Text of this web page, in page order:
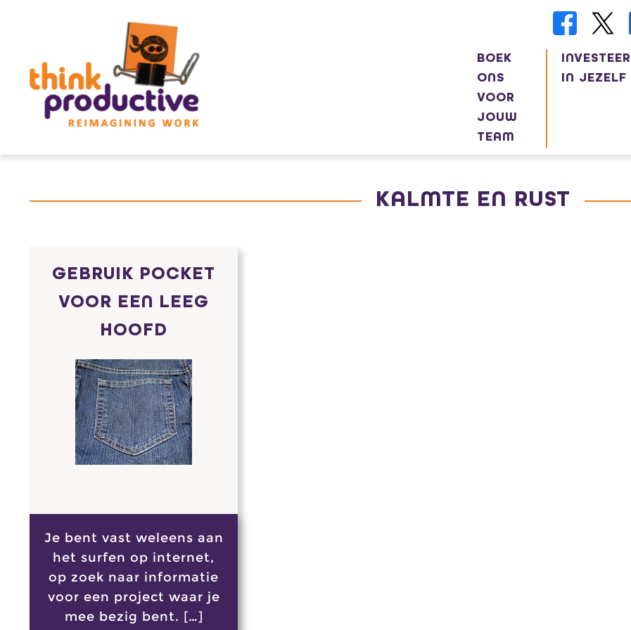
BOEK
ONS
VOOR
JOUW
TEAM
INVESTEER
IN JEZELF
KALMTE EN RUST
GEBRUIK POCKET
VOOR EEN LEEG
HOOFD
Je bent vast weleens aan
het surfen op internet,
op zoek naar informatie
voor een project waar je
mee bezig bent. […]